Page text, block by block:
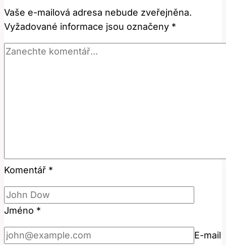
Anglicko-
Českém
Slovníku
Vaše e-mailová adresa nebude zveřejněna.
Vyžadované informace jsou označeny *
Komentář *
Jméno *
E-mail